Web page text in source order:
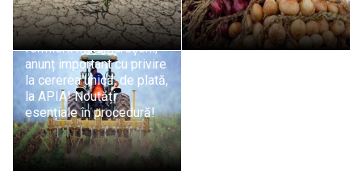
Din 1 martie 2023: Pentru
fermierii maramureșeni,
anunț important cu privire
la cererea unică, de plată,
la APIA! Noutăți
esențiale în procedură!